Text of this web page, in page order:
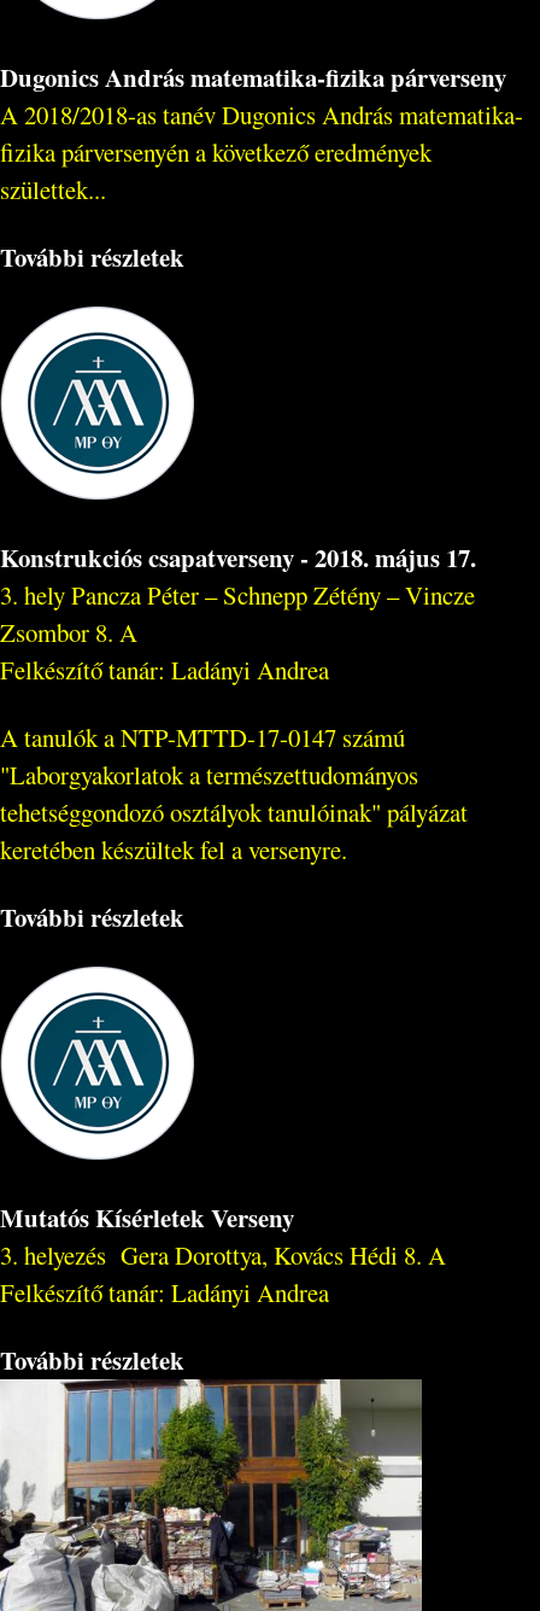
Dugonics András matematika-fizika párverseny
A 2018/2018-as tanév Dugonics András matematika-
fizika párversenyén a következő eredmények
születtek...
További részletek
Konstrukciós csapatverseny - 2018. május 17.
3. hely Pancza Péter – Schnepp Zétény – Vincze
Zsombor 8. A
Felkészítő tanár: Ladányi Andrea
A tanulók a NTP-MTTD-17-0147 számú
"Laborgyakorlatok a természettudományos
tehetséggondozó osztályok tanulóinak" pályázat
keretében készültek fel a versenyre.
További részletek
Mutatós Kísérletek Verseny
3. helyezés Gera Dorottya, Kovács Hédi 8. A
Felkészítő tanár: Ladányi Andrea
További részletek